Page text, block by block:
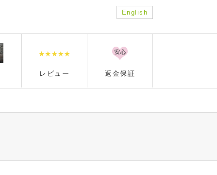
English
レビュー 返金保証